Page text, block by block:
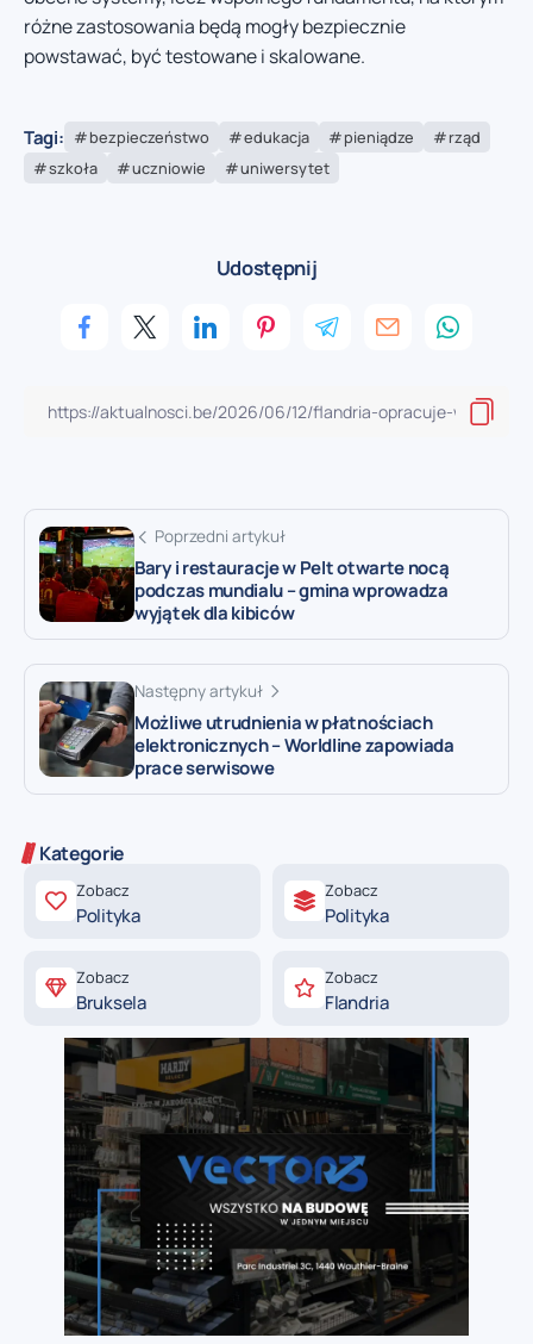
różne zastosowania będą mogły bezpiecznie
powstawać, być testowane i skalowane.
Tagi: bezpieczeństwo edukacja pieniądze
rząd
szkoła
uczniowie uniwersytet
Udostępnij
Poprzedni artykuł
Bary i restauracje w Pelt otwarte nocą
podczas mundialu – gmina wprowadza
wyjątek dla kibiców
Następny artykuł
Możliwe utrudnienia w płatnościach
elektronicznych – Worldline zapowiada
prace serwisowe
Kategorie
Zobacz
Polityka
Zobacz
Polityka
Zobacz
Bruksela
Zobacz
Flandria